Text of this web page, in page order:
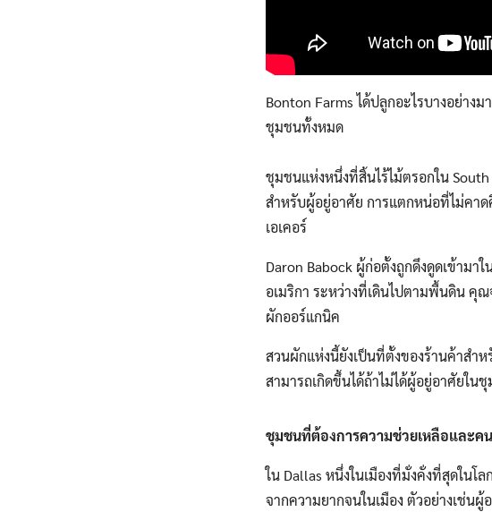
Bonton Farms ได้ปลูกอะไรบางอย่าง
ชุมชนทั้งหมด
ชุมชนแห่งหนึ่งที่สิ้นไร้ไม้ตรอกใน
สำหรับผู้อยู่อาศัย การแตกหน่อที่ไม่คา
เอเคอร์
Daron Babock ผู้ก่อตั้งถูกดึงดูดเข้าม
อเมริกา ระหว่างที่เดินไปตามพื้นดิน คุ
ผักออร์แกนิค
สวนผักแห่งนี้ยังเป็นที่ตั้งของร้านค้าสำ
สามารถเกิดขึ้นได้ถ้าไม่ได้ผู้อยู่อาศัยใ
ชุมชนที่ต้องการความช่วยเหลือและค
ใน Dallas หนึ่งในเมืองที่มั่งคั่งที่สุดใน
จากความยากจนในเมือง ตัวอย่างเช่นผู้